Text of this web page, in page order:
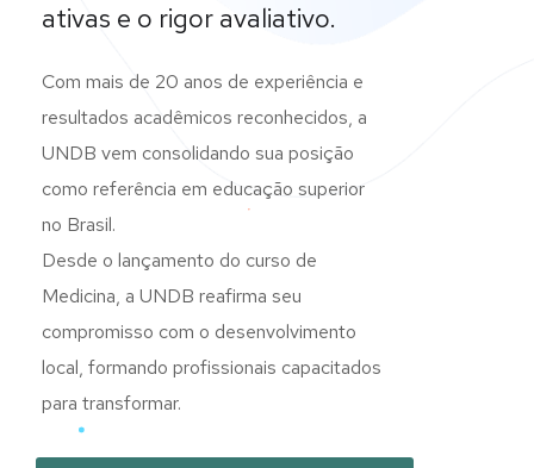
ativas e o rigor avaliativo.
Com mais de 20 anos de experiência e
resultados acadêmicos reconhecidos, a
UNDB vem consolidando sua posição
como referência em educação superior
no Brasil.
Desde o lançamento do curso de
Medicina, a UNDB reafirma seu
compromisso com o desenvolvimento
local, formando profissionais capacitados
para transformar.